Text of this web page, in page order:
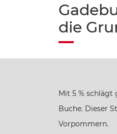
die
Mit 5 % schlägt
Buche. Dieser
Vorpommern.